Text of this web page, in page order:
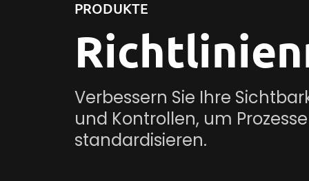
PRODUKTE
Verbessern Sie Ihre
und Kontrollen, um
standardisieren.